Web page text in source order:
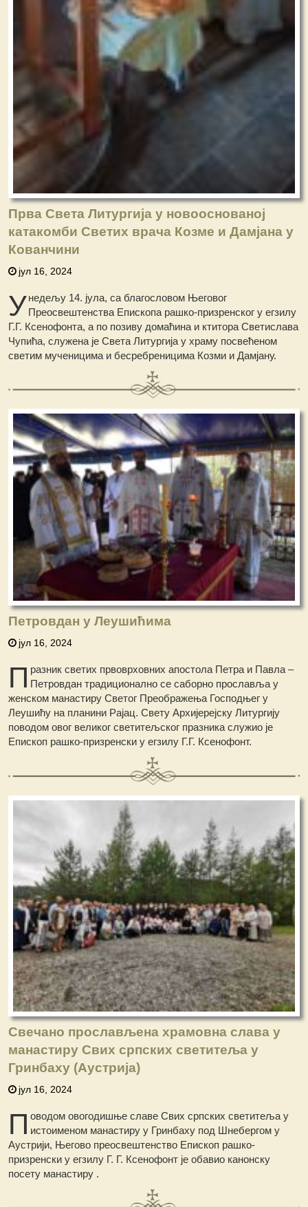
Прва Света Литургија у новооснованој
катакомби Светих врача Козме и Дамјана у
Кованчини
јул 16, 2024
Унедељу 14. јула, са благословом Његовог
Преосвештенства Епископа рашко-призренског у егзилу
Г.Г. Ксенофонта, а по позиву домаћина и ктитора Светислава
Чупића, служена је Света Литургија у храму посвећеном
светим мученицима и бесребреницима Козми и Дамјану.
Петровдан у Леушићима
јул 16, 2024
П разник светих првоврховних апостола Петра и Павла –
Петровдан традиционално се саборно прославља у
женском манастиру Светог Преображења Господњег у
Леушићу на планини Рајац. Свету Архијерејску Литургију
поводом овог великог светитељског празника служио је
Епископ рашко-призренски у егзилу Г.Г. Ксенофонт.
Свечано прослављена храмовна слава у
манастиру Свих српских светитеља у
Гринбаху (Аустрија)
јул 16, 2024
П оводом овогодишње славе Свих српских светитеља у
истоименом манастиру у Гринбаху под Шнебергом у
Аустрији, Његово преосвештенство Епископ рашко-
призренски у егзилу Г. Г. Ксенофонт је обавио канонску
посету манастиру .